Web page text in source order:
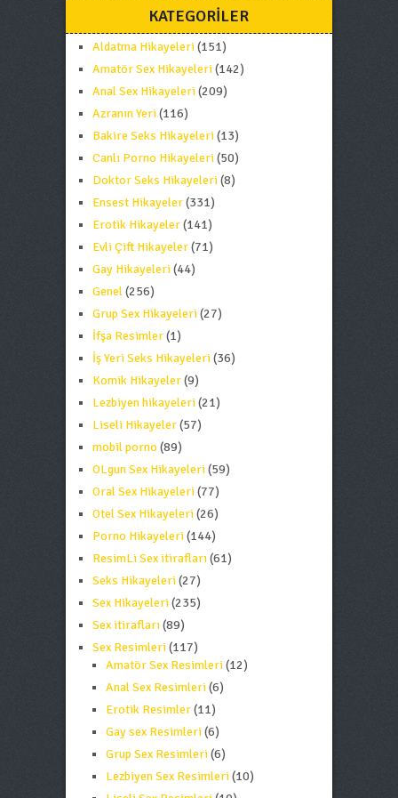
KATEGORILER
Aldatma Hikayeleri(151)
Amatör Sex Hikayeleri(142)
Anal Sex Hikayeleri(209)
Azranın Yeri(116)
Bakire Seks Hikayeleri(13)
Canlı Porno Hikayeleri(50)
Doktor Seks Hikayeleri(8)
Ensest Hikayeler(331)
Erotik Hikayeler(141)
Evli Çift Hikayeler(71)
Gay Hikayeleri(44)
Genel(256)
Grup Sex Hikayeleri(27)
İfşa Resimler(1)
İş Yeri Seks Hikayeleri(36)
Komik Hikayeler(9)
Lezbiyen hikayeleri(21)
Liseli Hikayeler(57)
mobil porno (89)
OLgun Sex Hikayeleri(59)
Oral Sex Hikayeleri(77)
Otel Sex Hikayeleri(26)
Porno Hikayeleri(144)
ResimLi Sex itirafları(61)
Seks Hikayeleri(27)
Sex Hikayeleri(235)
Sex itirafları(89)
Sex Resimleri(117)
Amatör Sex Resimleri(12)
Anal Sex Resimleri(6)
Erotik Resimler(11)
Gay sex Resimleri(6)
Grup Sex Resimleri(6)
Lezbiyen Sex Resimleri(10)